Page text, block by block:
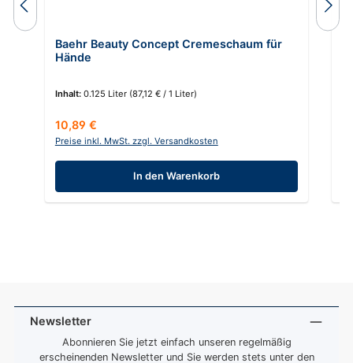
Baehr Beauty Concept Cremeschaum für
Hände
Inhalt: 0.125 Liter (87,12 € / 1 Liter)
Regulärer Preis:
10,89 €
Preise inkl. MwSt. zzgl. Versandkosten
In den Warenkorb
Newsletter
Abonnieren Sie jetzt einfach unseren regelmäßig
erscheinenden Newsletter und Sie werden stets unter den